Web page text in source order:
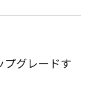
グレードす